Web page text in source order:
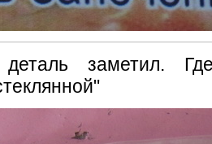
заметил.